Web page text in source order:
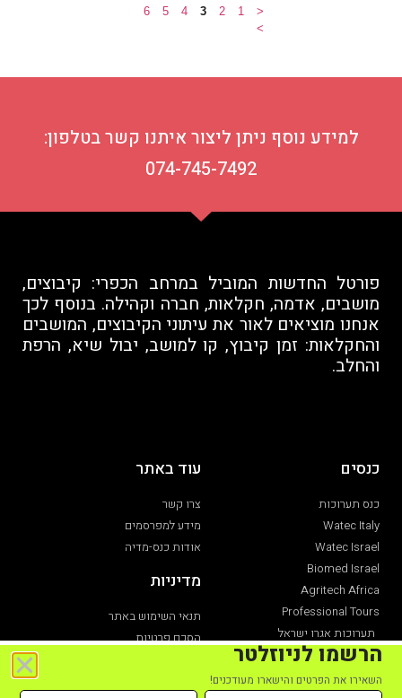
<
1
2
3
4
5
6
>
למידע נוסף ניתן ליצור איתנו קשר בטלפון:
074-745-7492
פורטל החדשות המוביל במרחב הכפרי: קיבוצים,
מושבים, אדמה, חקלאות, חברה וקהילה. בנוסף לכך
אנחנו מוציאים לאור את עיתוני הקיבוצים, המושבים
והחקלאות: זמן קיבוץ, קו למושב, יבול שיא, הרפת
והחלב.
כנסים
כנס תערוכות
Watec Italy
Watec Israel
Biomed Israel
Agritech Africa
Professional Tours
תערוכות אגרו ישראל
תערוכת חקלאות
עוד באתר
צרו קשר
מידע למפרסמים
אודות כנס-מדיה
מדיניות
תנאי השימוש באתר
הסכם פרטיות
הרשמו לניוזלטר
השאירו את הפרטים והישארו מעודכנים!